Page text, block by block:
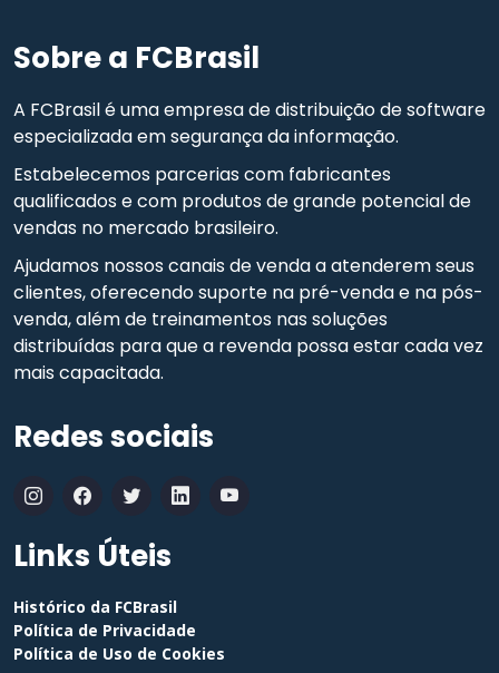
Sobre a FCBrasil
A FCBrasil é uma empresa de distribuição de software
especializada em segurança da informação.
Estabelecemos parcerias com fabricantes
qualificados e com produtos de grande potencial de
vendas no mercado brasileiro.
Ajudamos nossos canais de venda a atenderem seus
clientes, oferecendo suporte na pré-venda e na pós-
venda, além de treinamentos nas soluções
distribuídas para que a revenda possa estar cada vez
mais capacitada.
Redes sociais
Links Úteis
Histórico da FCBrasil
Política de Privacidade
Política de Uso de Cookies